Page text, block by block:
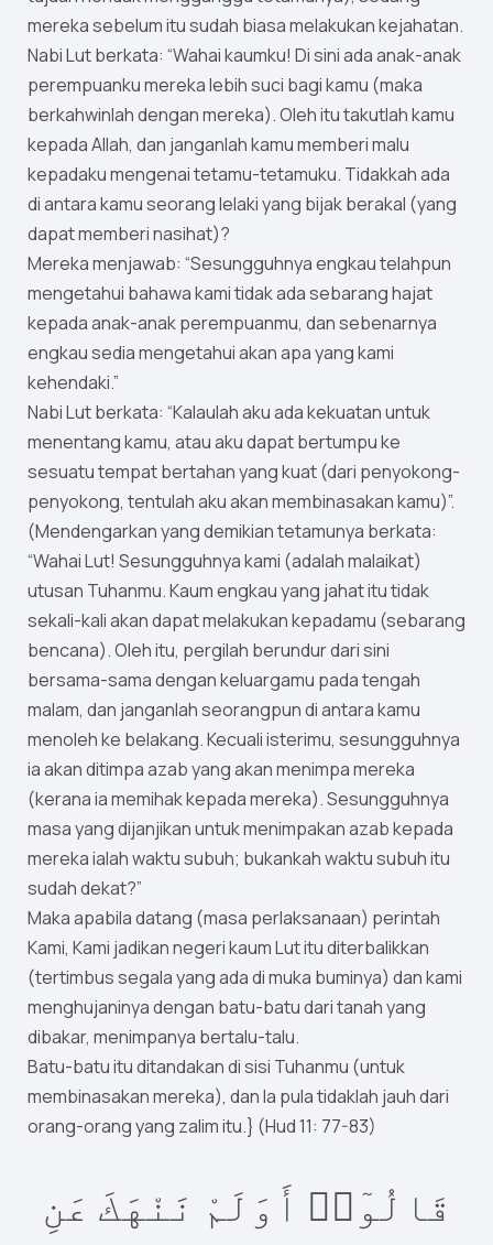
mereka sebelum itu sudah biasa melakukan kejahatan.
Nabi Lut berkata: “Wahai kaumku! Di sini ada anak-anak
perempuanku mereka lebih suci bagi kamu (maka
berkahwinlah dengan mereka). Oleh itu takutlah kamu
kepada Allah, dan janganlah kamu memberi malu
kepadaku mengenai tetamu-tetamuku. Tidakkah ada
di antara kamu seorang lelaki yang bijak berakal (yang
dapat memberi nasihat)?
Mereka menjawab: “Sesungguhnya engkau telahpun
mengetahui bahawa kami tidak ada sebarang hajat
kepada anak-anak perempuanmu, dan sebenarnya
engkau sedia mengetahui akan apa yang kami
kehendaki.”
Nabi Lut berkata: “Kalaulah aku ada kekuatan untuk
menentang kamu, atau aku dapat bertumpu ke
sesuatu tempat bertahan yang kuat (dari penyokong-
penyokong, tentulah aku akan membinasakan kamu)”.
(Mendengarkan yang demikian tetamunya berkata:
“Wahai Lut! Sesungguhnya kami (adalah malaikat)
utusan Tuhanmu. Kaum engkau yang jahat itu tidak
sekali-kali akan dapat melakukan kepadamu (sebarang
bencana). Oleh itu, pergilah berundur dari sini
bersama-sama dengan keluargamu pada tengah
malam, dan janganlah seorangpun di antara kamu
menoleh ke belakang. Kecuali isterimu, sesungguhnya
ia akan ditimpa azab yang akan menimpa mereka
(kerana ia memihak kepada mereka). Sesungguhnya
masa yang dijanjikan untuk menimpakan azab kepada
mereka ialah waktu subuh; bukankah waktu subuh itu
sudah dekat?”
Maka apabila datang (masa perlaksanaan) perintah
Kami, Kami jadikan negeri kaum Lut itu diterbalikkan
(tertimbus segala yang ada di muka buminya) dan kami
menghujaninya dengan batu-batu dari tanah yang
dibakar, menimpanya bertalu-talu.
Batu-batu itu ditandakan di sisi Tuhanmu (untuk
membinasakan mereka), dan Ia pula tidaklah jauh dari
orang-orang yang zalim itu.} (Hud 11: 77-83)
قَالُوٓا۟ أَوَلَمْ نَنْهَكَ عَنِ